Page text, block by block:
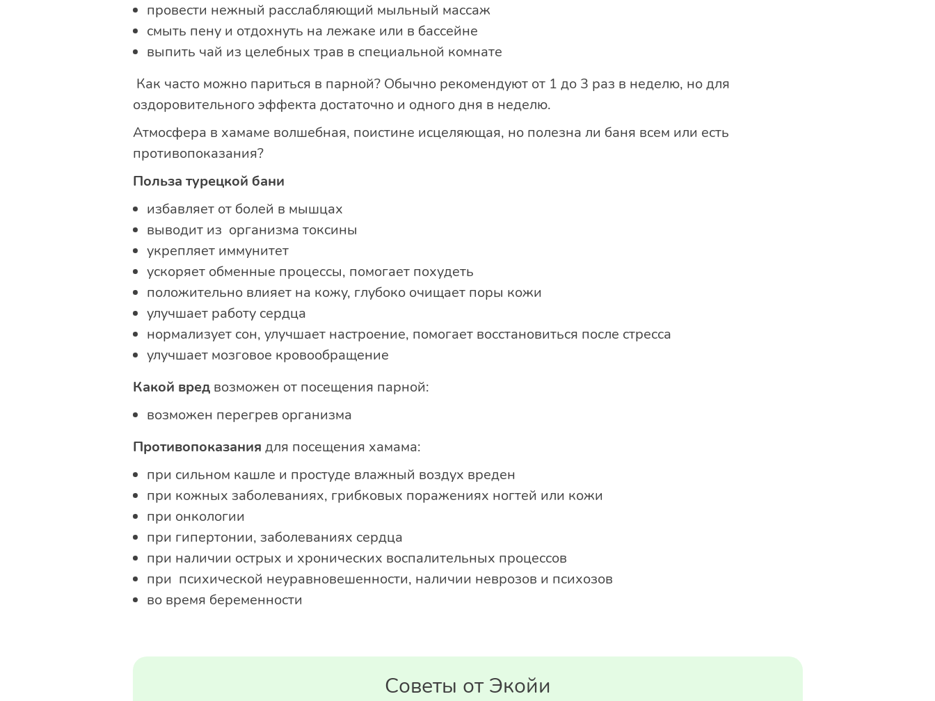
провести нежный расслабляющий мыльный массаж
смыть пену и отдохнуть на лежаке или в бассейне
выпить чай из целебных трав в специальной комнате
Как часто можно париться в парной? Обычно рекомендуют от 1 до 3 раз в неделю, но для
оздоровительного эффекта достаточно и одного дня в неделю.
Атмосфера в хамаме волшебная, поистине исцеляющая, но полезна ли баня всем или есть
противопоказания?
Польза турецкой бани
избавляет от болей в мышцах
выводит из организма токсины
укрепляет иммунитет
ускоряет обменные процессы, помогает похудеть
положительно влияет на кожу, глубоко очищает поры кожи
улучшает работу сердца
нормализует сон, улучшает настроение, помогает восстановиться после стресса
улучшает мозговое кровообращение
Какой вредвозможен от посещения парной:
возможен перегрев организма
Противопоказания для посещения хамама:
при сильном кашле и простуде влажный воздух вреден
при кожных заболеваниях, грибковых поражениях ногтей или кожи
при онкологии
при гипертонии, заболеваниях сердца
при наличии острых и хронических воспалительных процессов
при психической неуравновешенности, наличии неврозов и психозов
во время беременности
Советы от Экойи